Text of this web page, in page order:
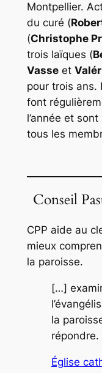
Montpellier.
du curé (
(Christophe
trois laïques (
Vasseet
pour trois ans.
font
l’année et
tous les
Conseil
CPP aide au
mieux
la paroisse.
[…]
la
répondre.
Église